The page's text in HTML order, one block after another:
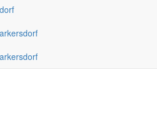
und Gebühren